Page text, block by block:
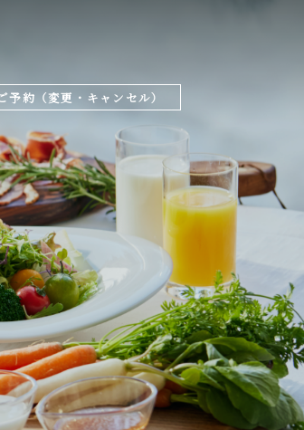
予約（変更・キャンセル）